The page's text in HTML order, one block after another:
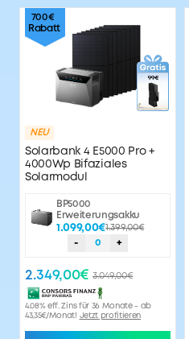
700€
Rabatt
NEU
Solarbank 4 E5000 Pro +
4000Wp Bifaziales
Solarmodul
BP5000
Erweiterungsakku
1.099,00€1.399,00€
-
0 +
2.349,00€ 3.049,00€
4.08% eff. Zins für 36 Monate - ab
43,35€/Monat! Jetzt profitieren